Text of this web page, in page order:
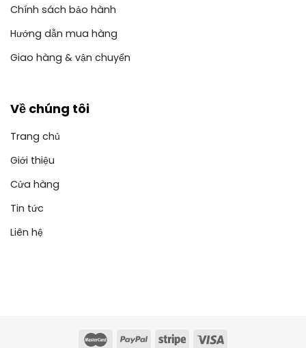
Chính sách bảo hành
Hướng dẫn mua hàng
Giao hàng & vận chuyển
Về chúng tôi
Trang chủ
Giới thiệu
Cửa hàng
Tin tức
Liên hệ